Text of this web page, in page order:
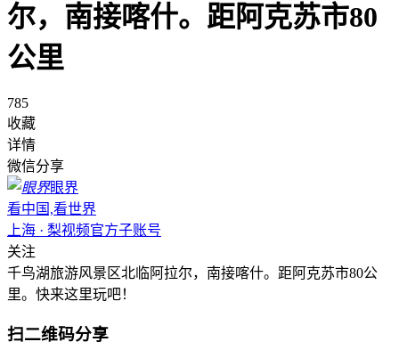
尔，南接喀什。距阿克苏市80
公里
785
收藏
详情
微信分享
眼界
看中国,看世界
上海 · 梨视频官方子账号
关注
千鸟湖旅游风景区北临阿拉尔，南接喀什。距阿克苏市80公
里。快来这里玩吧！
扫二维码分享